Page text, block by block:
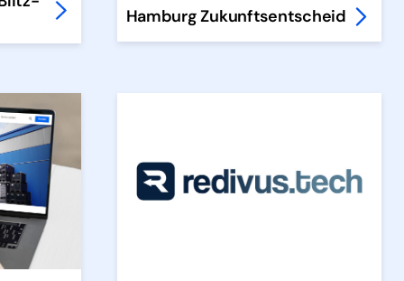
Hamburg Zukunftsentscheid